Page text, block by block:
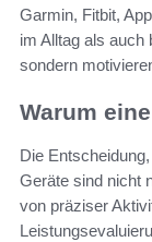
Garmin, Fitbit,
im Alltag als auch
sondern
Warum
Die
Geräte sind nicht
von präziser